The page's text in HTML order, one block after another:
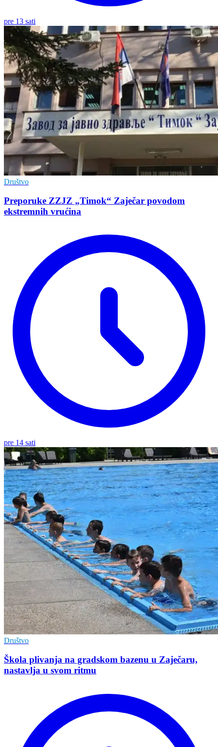
pre 13 sati
Društvo
Preporuke ZZJZ „Timok“ Zaječar povodom
ekstremnih vrućina
pre 14 sati
Društvo
Škola plivanja na gradskom bazenu u Zaječaru,
nastavlja u svom ritmu